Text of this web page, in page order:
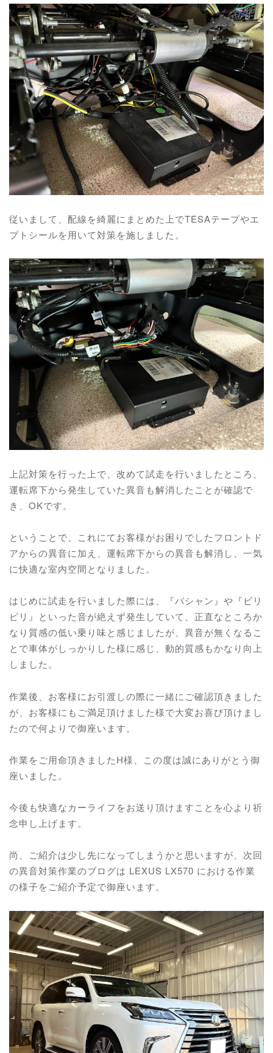
従いまして、配線を綺麗にまとめた上でTESAテープやエ
プトシールを用いて対策を施しました。
上記対策を行った上で、改めて試走を行いましたところ、
運転席下から発生していた異音も解消したことが確認で
き、OKです。
ということで、これにてお客様がお困りでしたフロントド
アからの異音に加え、運転席下からの異音も解消し、一気
に快適な室内空間となりました。
はじめに試走を行いました際には、『バシャン』や『ビリ
ビリ』といった音が絶えず発生していて、正直なところか
なり質感の低い乗り味と感じましたが、異音が無くなるこ
とで車体がしっかりした様に感じ、動的質感もかなり向上
しました。
作業後、お客様にお引渡しの際に一緒にご確認頂きました
が、お客様にもご満足頂けました様で大変お喜び頂けまし
たので何よりで御座います。
作業をご用命頂きましたH様、この度は誠にありがとう御
座いました。
今後も快適なカーライフをお送り頂けますことを心より祈
念申し上げます。
尚、ご紹介は少し先になってしまうかと思いますが、次回
の異音対策作業のブログは LEXUS LX570 における作業
の様子をご紹介予定で御座います。